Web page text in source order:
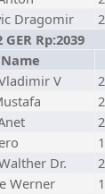
Dragomir
Rp:2039
Name
V
Dr.
Werner